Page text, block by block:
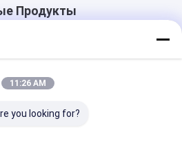
Продукты
11:26 AM
you looking for?